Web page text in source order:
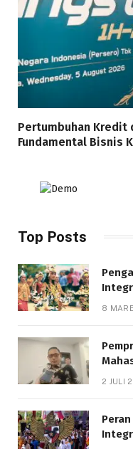
Pertumbuhan Kredit
Fundamental Bisnis
Top Posts
8
2 JULI